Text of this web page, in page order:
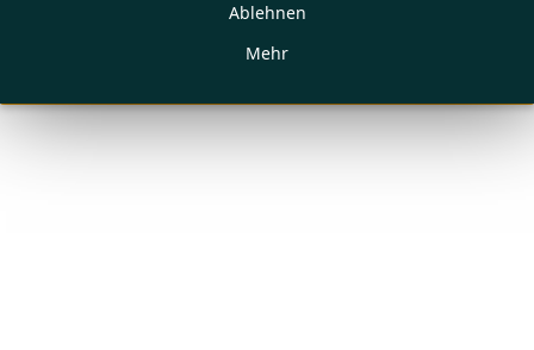
Mehr
Ablehnen